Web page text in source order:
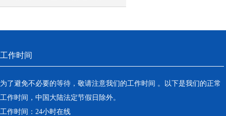
工作时间
为了避免不必要的等待，敬请注意我们的工作时间 。以下是我们的正常
工作时间，中国大陆法定节假日除外。
工作时间：24小时在线